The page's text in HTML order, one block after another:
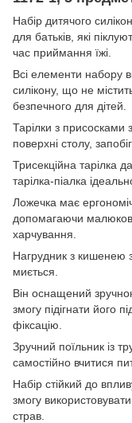
Набір дитячого
для батьків, які
час приймання їжі.
Всі елементи набору
силікону, що не
безпечного для дітей.
Тарілки з присосками
поверхні столу,
Трисекційна тарілка
тарілка-піалка
Ложечка має
допомагаючи
харчування.
Нагрудник з кишенею
миється.
Він оснащений
змогу підігнати його
фіксацію.
Зручний поїльник із
самостійно вчитися
Набір стійкий до
змогу
страв.